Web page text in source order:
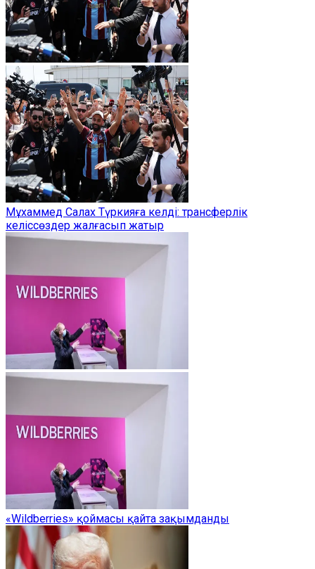
Мұхаммед Салах Түркияға келді: трансферлік
келіссөздер жалғасып жатыр
«Wildberries» қоймасы қайта зақымданды